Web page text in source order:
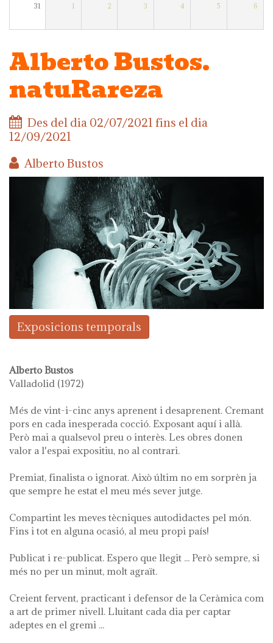
31 1 2 3 4 5 6
Alberto Bustos.
natuRareza
Des del dia 02/07/2021 fins el dia
12/09/2021
Alberto Bustos
Exposicions temporals
Alberto Bustos
Valladolid (1972)
Més de vint-i-cinc anys aprenent i desaprenent. Cremant
pors en cada inesperada cocció. Exposant aquí i allà.
Però mai a qualsevol preu o interès. Les obres donen
valor a l'espai expositiu, no al contrari.
Premiat, finalista o ignorat. Això últim no em sorprèn ja
que sempre he estat el meu més sever jutge.
Compartint les meves tècniques autodidactes pel món.
Fins i tot en alguna ocasió, al meu propi país!
Publicat i re-publicat. Espero que llegit ... Però sempre, si
més no per un minut, molt agraït.
Creient fervent, practicant i defensor de la Ceràmica com
a art de primer nivell. Lluitant cada dia per captar
adeptes en el gremi ...